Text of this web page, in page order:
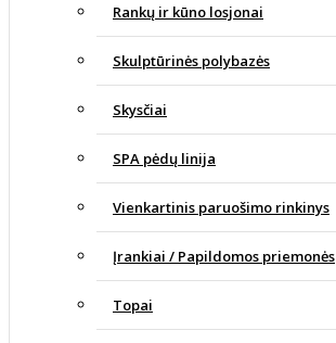
Rankų ir kūno losjonai
Skulptūrinės polybazės
Skysčiai
SPA pėdų linija
Vienkartinis paruošimo rinkinys
Įrankiai / Papildomos priemonės
Topai